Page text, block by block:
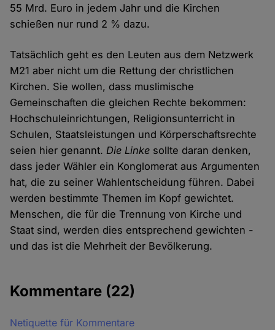
55 Mrd. Euro in jedem Jahr und die Kirchen
schießen nur rund 2 % dazu.
Tatsächlich geht es den Leuten aus dem Netzwerk
M21 aber nicht um die Rettung der christlichen
Kirchen. Sie wollen, dass muslimische
Gemeinschaften die gleichen Rechte bekommen:
Hochschuleinrichtungen, Religionsunterricht in
Schulen, Staatsleistungen und Körperschaftsrechte
seien hier genannt.Die Linke sollte daran denken,
dass jeder Wähler ein Konglomerat aus Argumenten
hat, die zu seiner Wahlentscheidung führen. Dabei
werden bestimmte Themen im Kopf gewichtet.
Menschen, die für die Trennung von Kirche und
Staat sind, werden dies entsprechend gewichten -
und das ist die Mehrheit der Bevölkerung.
Kommentare (22)
Netiquette für Kommentare